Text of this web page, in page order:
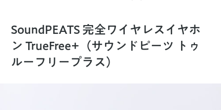
SoundPEATS 完全ワイヤレスイヤホ
ン TrueFree+（サウンドピーツ トゥ
ルーフリープラス）